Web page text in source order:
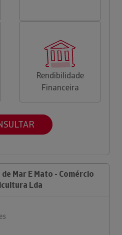
Rendibilidade
Financeira
Mar E Mato - Comércio
Lda